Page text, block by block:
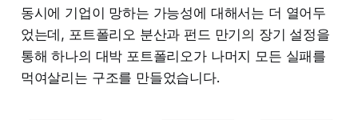
동시에 기업이 망하는 가능성에 대해서는 더 열어두
었는데, 포트폴리오 분산과 펀드 만기의 장기 설정을
통해 하나의 대박 포트폴리오가 나머지 모든 실패를
먹여살리는 구조를 만들었습니다.